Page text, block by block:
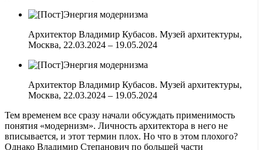
Архитектор Владимир Кубасов. Музей архитектуры,
Москва, 22.03.2024 – 19.05.2024
Архитектор Владимир Кубасов. Музей архитектуры,
Москва, 22.03.2024 – 19.05.2024
Тем временем все сразу начали обсуждать применимость
понятия «модернизм». Личность архитектора в него не
вписывается, и этот термин плох. Но что в этом плохого?
Однако Владимир Степанович по большей части